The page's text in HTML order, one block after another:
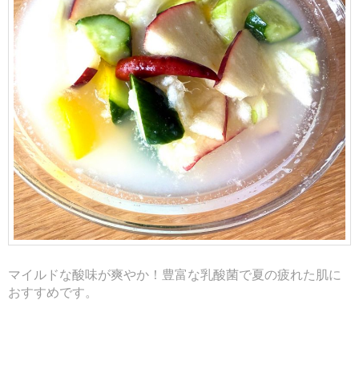
マイルドな酸味が爽やか！豊富な乳酸菌で夏の疲れた肌に
おすすめです。